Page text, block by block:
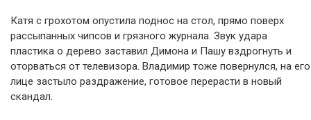
Катя с грохотом опустила поднос на стол, прямо поверх
рассыпанных чипсов и грязного журнала. Звук удара
пластика о дерево заставил Димона и Пашу вздрогнуть и
оторваться от телевизора. Владимир тоже повернулся, на его
лице застыло раздражение, готовое перерасти в новый
скандал.